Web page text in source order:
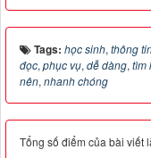
Tags: học sinh, thông
đọc, phục vụ, dễ dàng, tìm
nên, nhanh chóng
Tổng số điểm của bài viết